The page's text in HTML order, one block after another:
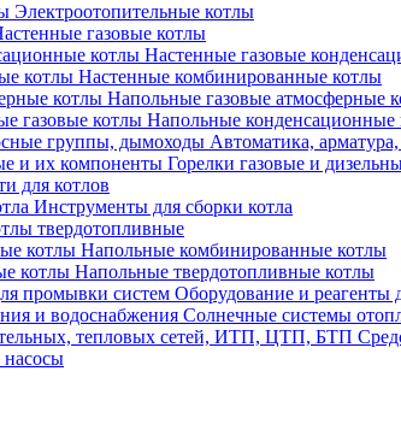
Электроотопительные котлы
газовые котлы
Настенные газовые
Настенные комбинированные котлы
Напольные газовые атмосферные
Напольные конденсационные
Автоматика,
Горелки газовые и
для котлов
Инструменты для сборки котла
твердотопливные
Напольные комбинированные котлы
Напольные твердотопливные котлы
Оборудование и реагенты
Солнечные системы